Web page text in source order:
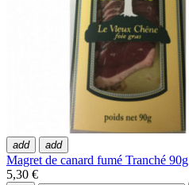
add add
Magret de canard fumé Tranché 90g
5,30 €